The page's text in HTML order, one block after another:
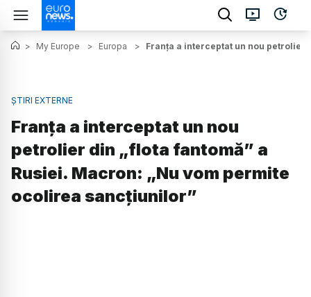
> My Europe > Europa > Franța a interceptat un nou petrolier
ȘTIRI EXTERNE
Franța a interceptat un nou
petrolier din „flota fantomă” a
Rusiei. Macron: „Nu vom permite
ocolirea sancțiunilor”